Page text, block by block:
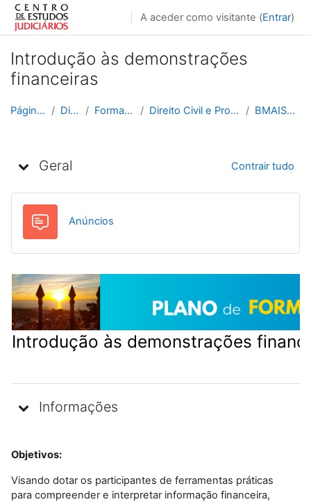
Ir para o conteúdo principal
A aceder como visitante (Entrar)
Introdução às demonstrações
financeiras
Página principal Disciplinas Formação Contínua Direito Civil e Processual Civil e Comercial BMAIS8N_2025_2026
Geral Contrair tudo
Anúncios
Introdução às demonstrações
Informações
Objetivos:
Visando dotar os participantes de ferramentas práticas
para compreender e interpretar informação financeira,